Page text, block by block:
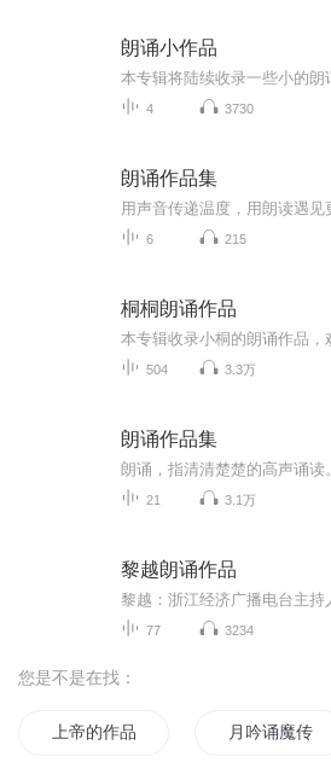
朗诵小作品
4 3730
朗诵作品集
用声音传递温度，用朗读遇见
6 215
桐桐朗诵作品
504 3.3万
朗诵作品集
21 3.1万
黎越朗诵作品
77 3234
您是不是在找：
上帝的作品 月吟诵魔传